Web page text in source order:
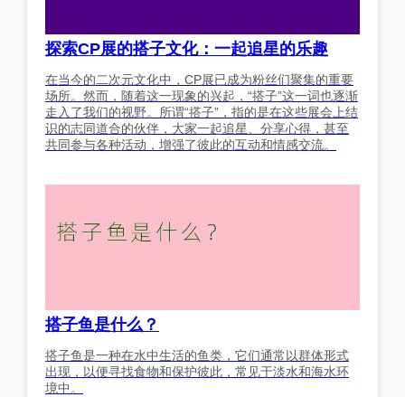
探索CP展的搭子文化：一起追星的乐趣
在当今的二次元文化中，CP展已成为粉丝们聚集的重要
场所。然而，随着这一现象的兴起，“搭子”这一词也逐渐
走入了我们的视野。所谓“搭子”，指的是在这些展会上结
识的志同道合的伙伴，大家一起追星、分享心得，甚至
共同参与各种活动，增强了彼此的互动和情感交流。
搭子鱼是什么？
搭子鱼是一种在水中生活的鱼类，它们通常以群体形式
出现，以便寻找食物和保护彼此，常见于淡水和海水环
境中。